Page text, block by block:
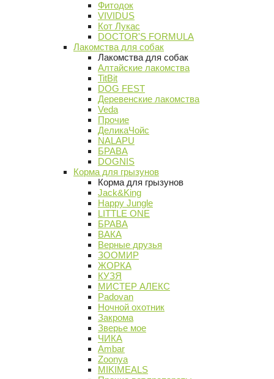
Фитодок
VIVIDUS
Кот Лукас
DOCTOR'S FORMULA
Лакомства для собак
Лакомства для собак
Алтайские лакомства
TitBit
DOG FEST
Деревенские лакомства
Veda
Прочие
ДеликаЧойс
NALAPU
БРАВА
DOGNIS
Корма для грызунов
Корма для грызунов
Jack&King
Happy Jungle
LITTLE ONE
БРАВА
ВАКА
Верные друзья
ЗООМИР
ЖОРКА
КУЗЯ
МИСТЕР АЛЕКС
Padovan
Ночной охотник
Закрома
Зверье мое
ЧИКА
Ambar
Zoonya
MIKIMEALS